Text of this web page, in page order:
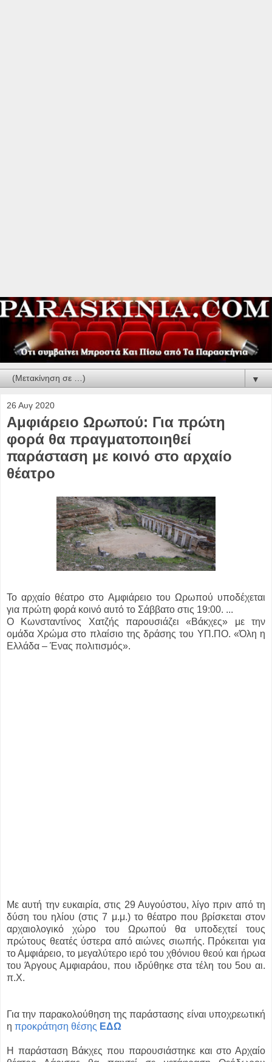
▼
26 Αυγ 2020
Αμφιάρειο Ωρωπού: Για πρώτη
φορά θα πραγματοποιηθεί
παράσταση με κοινό στο αρχαίο
θέατρο
Το αρχαίο θέατρο στο Αμφιάρειο του Ωρωπού υποδέχεται
για πρώτη φορά κοινό αυτό το Σάββατο στις 19:00. ...
Ο Κωνσταντίνος Χατζής παρουσιάζει «Βάκχες» με την
ομάδα Χρώμα στο πλαίσιο της δράσης του ΥΠ.ΠΟ. «Όλη η
Ελλάδα – Ένας πολιτισμός».
Με αυτή την ευκαιρία, στις 29 Αυγούστου, λίγο πριν από τη
δύση του ηλίου (στις 7 μ.μ.) το θέατρο που βρίσκεται στον
αρχαιολογικό χώρο του Ωρωπού θα υποδεχτεί τους
πρώτους θεατές ύστερα από αιώνες σιωπής. Πρόκειται για
το Αμφιάρειο, το μεγαλύτερο ιερό του χθόνιου θεού και ήρωα
του Άργους Αμφιαράου, που ιδρύθηκε στα τέλη του 5ου αι.
π.Χ.
Για την παρακολούθηση της παράστασης είναι υποχρεωτική
η προκράτηση θέσης ΕΔΩ
Η παράσταση Βάκχες που παρουσιάστηκε και στο Αρχαίο